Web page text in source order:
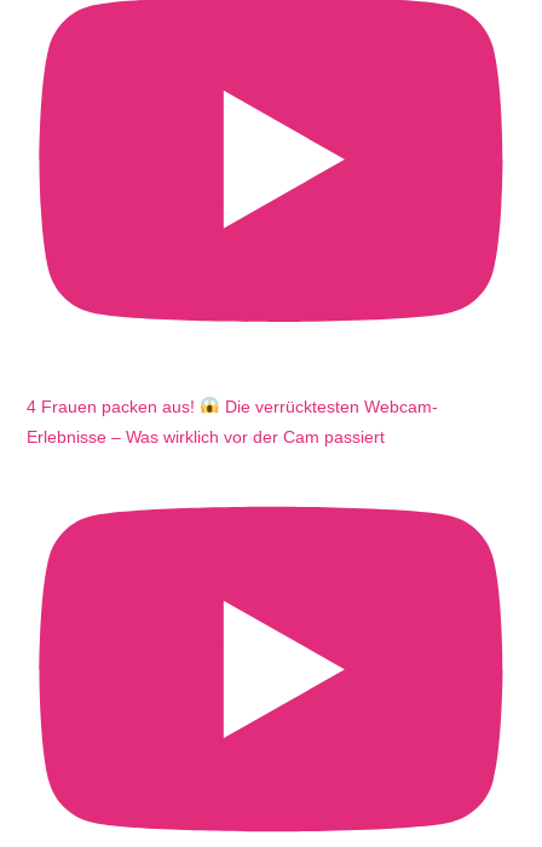
4 Frauen packen aus!
Die verrücktesten Webcam-
Erlebnisse – Was wirklich vor der Cam passiert